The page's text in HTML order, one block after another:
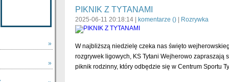
»
»
PIKNIK Z TYTANAMI
2025-06-11 20:18:14 | komentarze ()| Rozrywka
W najbliższą niedzielę czeka nas święto
rozgrywek ligowych, KS Tytani Wejherowo zapraszają
piknik rodzinny, który odbędzie się w Centrum Sportu